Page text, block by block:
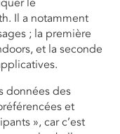
le
Il a notamment
; la première
et la seconde
données des
et
», car c’est